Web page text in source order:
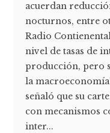
acuerdan
nocturnos, entre
Radio
nivel de tasas de
producción, pero
la
señaló que su
con mecanismos
inter...